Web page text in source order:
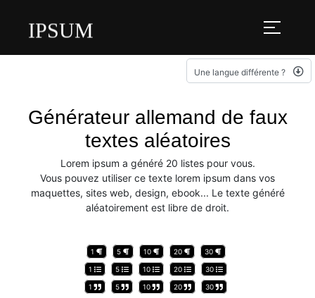
IPSUM
Une langue différente ?
Générateur allemand de faux
textes aléatoires
Lorem ipsum a généré 20 listes pour vous.
Vous pouvez utiliser ce texte lorem ipsum dans vos
maquettes, sites web, design, ebook... Le texte généré
aléatoirement est libre de droit.
1 5 10 20 30
1 5 10 20 30
1 5 10 20 30